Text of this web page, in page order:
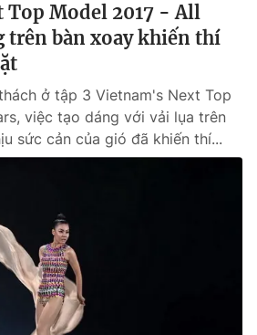
Top Model 2017 - All
trên bàn xoay khiến thí
ở tập 3 Vietnam's Next Top
việc tạo dáng với vải lụa trên
sức cản của gió đã khiến thí...